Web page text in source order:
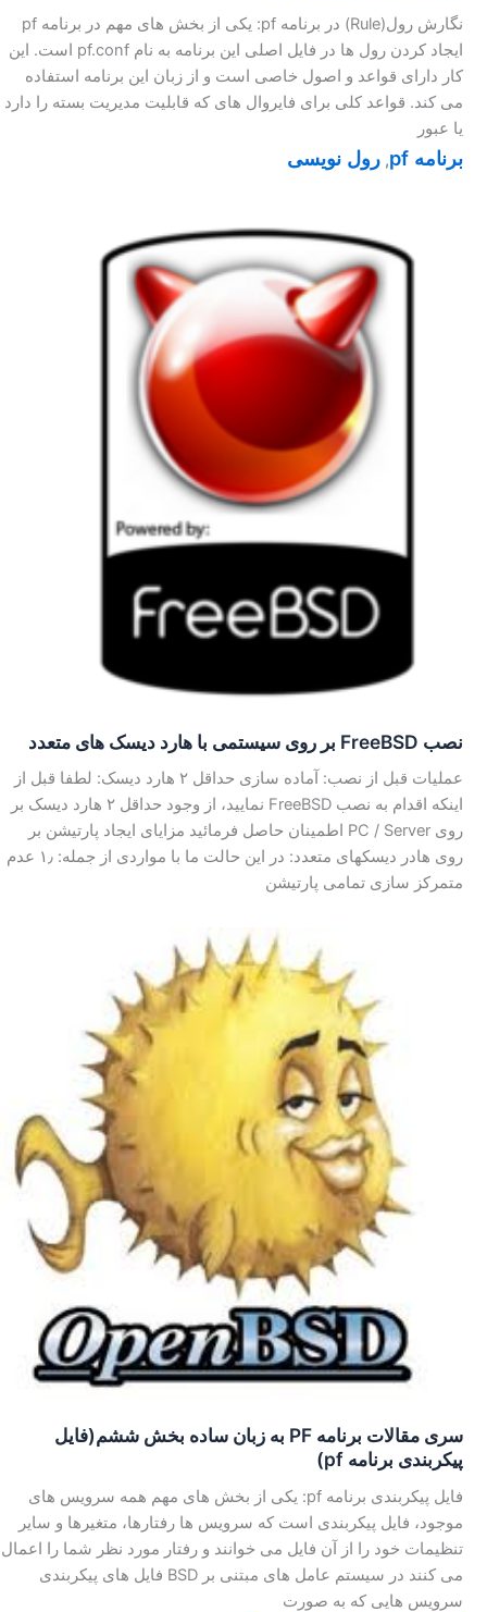
نگارش رول(Rule) در برنامه pf: یکی از بخش های مهم در برنامه pf
ایجاد کردن رول ها در فایل اصلی این برنامه به نام pf.conf است. این
کار دارای قواعد و اصول خاصی است و از زبان این برنامه استفاده
می کند. قواعد کلی برای فایروال های که قابلیت مدیریت بسته را دارد
یا عبور
برنامه pf , رول نویسی
نصب FreeBSD بر روی سیستمی با هارد دیسک های متعدد
عملیات قبل از نصب: آماده سازی حداقل ۲ هارد دیسک: لطفا قبل از
اینکه اقدام به نصب FreeBSD نمایید، از وجود حداقل ۲ هارد دیسک بر
روی PC / Server اطمینان حاصل فرمائید مزایای ایجاد پارتیشن بر
روی هادر دیسکهای متعدد: در این حالت ما با مواردی از جمله: ۱٫ عدم
متمرکز سازی تمامی پارتیشن
سری مقالات برنامه PF به زبان ساده بخش ششم(فایل
پیکربندی برنامه pf)
فایل پیکربندی برنامه pf: یکی از بخش های مهم همه سرویس های
موجود، فایل پیکربندی است که سرویس ها رفتارها، متغیرها و سایر
تنظیمات خود را از آن فایل می خوانند و رفتار مورد نظر شما را اعمال
می کنند در سیستم عامل های مبتنی بر BSD فایل های پیکربندی
سرویس هایی که به صورت